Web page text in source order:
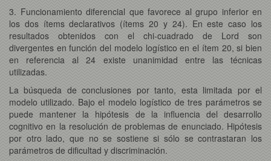
3. Funcionamiento diferencial que favorece al grupo inferior en
los dos ítems declarativos (ítems 20 y 24). En este caso los
resultados obtenidos con el chi-cuadrado de Lord son
divergentes en función del modelo logístico en el ítem 20, si bien
en referencia al 24 existe unanimidad entre las técnicas
utilizadas.
La búsqueda de conclusiones por tanto, esta limitada por el
modelo utilizado. Bajo el modelo logístico de tres parámetros se
puede mantener la hipótesis de la influencia del desarrollo
cognitivo en la resolución de problemas de enunciado. Hipótesis
por otro lado, que no se sostiene si sólo se contrastaran los
parámetros de dificultad y discriminación.